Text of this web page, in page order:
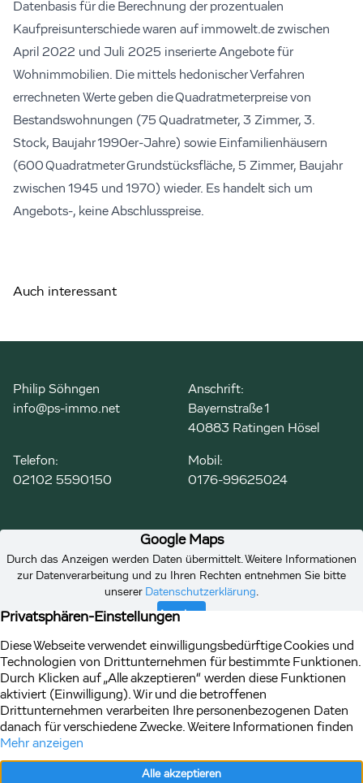
Datenbasis für die Berechnung der prozentualen
Kaufpreisunterschiede waren auf immowelt.de zwischen
April 2022 und Juli 2025 inserierte Angebote für
Wohnimmobilien. Die mittels hedonischer Verfahren
errechneten Werte geben die Quadratmeterpreise von
Bestandswohnungen (75 Quadratmeter, 3 Zimmer, 3.
Stock, Baujahr 1990er-Jahre) sowie Einfamilienhäusern
(600 Quadratmeter Grundstücksfläche, 5 Zimmer, Baujahr
zwischen 1945 und 1970) wieder. Es handelt sich um
Angebots-, keine Abschlusspreise.
Auch interessant
Philip Söhngen
info@ps-immo.net
Anschrift:
Bayernstraße 1
40883 Ratingen Hösel
Telefon:
02102 5590150
Mobil:
0176-99625024